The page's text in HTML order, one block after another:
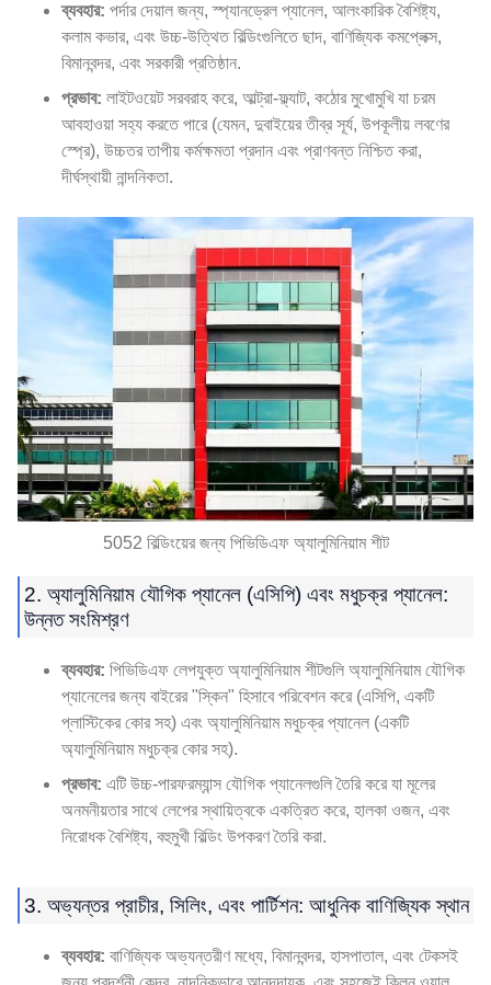
ব্যবহার: পর্দার দেয়াল জন্য, স্প্যানড্রেল প্যানেল, আলংকারিক বৈশিষ্ট্য,
কলাম কভার, এবং উচ্চ-উত্থিত বিল্ডিংগুলিতে ছাদ, বাণিজ্যিক কমপ্লেক্স,
বিমানবন্দর, এবং সরকারী প্রতিষ্ঠান.
প্রভাব: লাইটওয়েট সরবরাহ করে, আল্ট্রা-ফ্ল্যাট, কঠোর মুখোমুখি যা চরম
আবহাওয়া সহ্য করতে পারে (যেমন, দুবাইয়ের তীব্র সূর্য, উপকূলীয় লবণের
স্প্রে), উচ্চতর তাপীয় কর্মক্ষমতা প্রদান এবং প্রাণবন্ত নিশ্চিত করা,
দীর্ঘস্থায়ী নান্দনিকতা.
5052 বিল্ডিংয়ের জন্য পিভিডিএফ অ্যালুমিনিয়াম শীট
2. অ্যালুমিনিয়াম যৌগিক প্যানেল (এসিপি) এবং মধুচক্র প্যানেল:
উন্নত সংমিশ্রণ
ব্যবহার: পিভিডিএফ লেপযুক্ত অ্যালুমিনিয়াম শীটগুলি অ্যালুমিনিয়াম যৌগিক
প্যানেলের জন্য বাইরের "স্কিন" হিসাবে পরিবেশন করে (এসিপি, একটি
প্লাস্টিকের কোর সহ) এবং অ্যালুমিনিয়াম মধুচক্র প্যানেল (একটি
অ্যালুমিনিয়াম মধুচক্র কোর সহ).
প্রভাব: এটি উচ্চ-পারফরম্যান্স যৌগিক প্যানেলগুলি তৈরি করে যা মূলের
অনমনীয়তার সাথে লেপের স্থায়িত্বকে একত্রিত করে, হালকা ওজন, এবং
নিরোধক বৈশিষ্ট্য, বহুমুখী বিল্ডিং উপকরণ তৈরি করা.
3. অভ্যন্তর প্রাচীর, সিলিং, এবং পার্টিশন: আধুনিক বাণিজ্যিক স্থান
ব্যবহার: বাণিজ্যিক অভ্যন্তরীণ মধ্যে, বিমানবন্দর, হাসপাতাল, এবং টেকসই